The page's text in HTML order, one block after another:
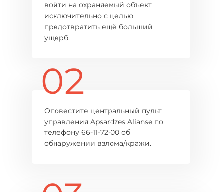
войти на охраняемый объект
исключительно с целью
предотвратить ещё больший
ущерб.
Оповестите центральный пульт
управления Apsardzes Alianse по
телефону 66-11-72-00 об
обнаружении взлома/кражи.
02